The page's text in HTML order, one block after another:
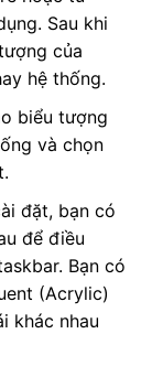
Sau khi
của
hệ thống.
biểu tượng
và chọn
đặt, bạn có
để điều
Bạn có
(Acrylic)
khác nhau